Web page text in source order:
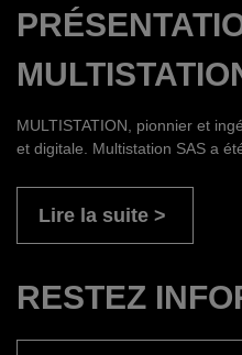
MULTISTATION, pionnier et
et digitale. Multistation SAS a
Lire la suite
RESTEZ